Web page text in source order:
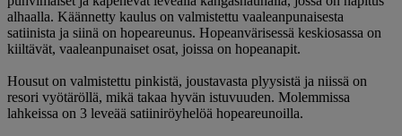
alhaalla. Käännetty kaulus on valmistettu vaaleanpunaisesta
satiinista ja siinä on hopeareunus. Hopeanvärisessä keskiosassa on
kiiltävät, vaaleanpunaiset osat, joissa on hopeanapit.
Housut on valmistettu pinkistä, joustavasta plyysistä ja niissä on
resori vyötäröllä, mikä takaa hyvän istuvuuden. Molemmissa
lahkeissa on 3 leveää satiiniröyhelöä hopeareunoilla.